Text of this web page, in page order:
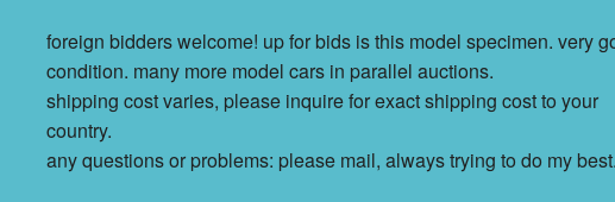
foreign bidders welcome! up for bids is this model specimen. very
condition. many more model cars in parallel auctions.
shipping cost varies, please inquire for exact shipping cost to your
country.
any questions or problems: please mail, always trying to do my